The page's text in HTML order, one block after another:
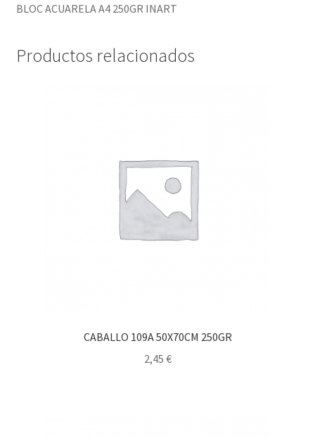
BLOC ACUARELA A4 250GR INART
Productos relacionados
CABALLO 109A 50X70CM 250GR
2,45 €